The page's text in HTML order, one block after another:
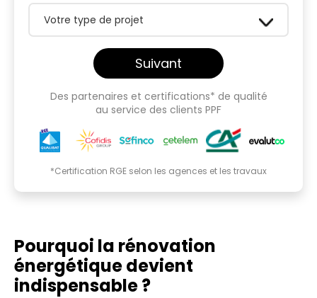
Votre type de projet
Suivant
Des partenaires et certifications* de qualité
au service des clients PPF
*Certification RGE selon les agences et les travaux
Pourquoi la rénovation
énergétiquedevient
indispensable ?